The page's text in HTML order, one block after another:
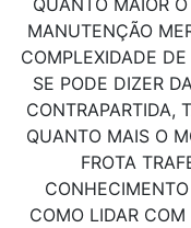
QUANTO MAIOR
MANUTENÇÃO
COMPLEXIDADE
SE PODE DIZER
CONTRAPARTIDA,
QUANTO MAIS O
FROTA
COMO LIDAR